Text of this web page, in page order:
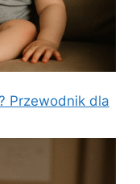
Przewodnik dla